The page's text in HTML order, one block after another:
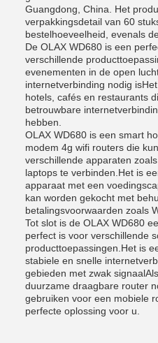
Guangdong, China. Het
verpakkingsdetail van 60
bestelhoeveelheid, evenals
De OLAX WD680 is een
verschillende
evenementen in de open
internetverbinding nodig
hotels, cafés en restaurants
betrouwbare
hebben.
OLAX WD680 is een smart
modem 4g wifi routers die
verschillende apparaten
laptops te verbinden.Het is
apparaat met een
kan worden gekocht met
betalingsvoorwaarden zoals
Tot slot is de OLAX WD680
perfect is voor verschillende
producttoepassingen.Het is
stabiele en snelle
gebieden met zwak
duurzame draagbare router
gebruiken voor een mobiele
perfecte oplossing voor u.